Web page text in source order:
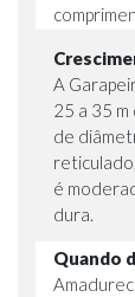
A
25 a 35
de
é
dura.
Quando